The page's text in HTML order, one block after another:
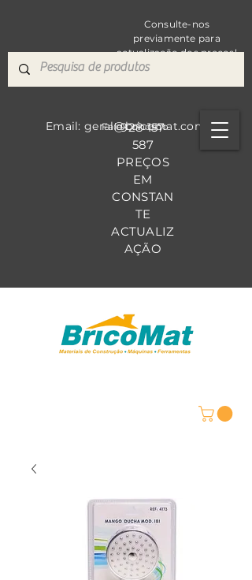
Consulte-nos
previamente para
actualização dos preços!
928 157
587
PREÇOS
EM
CONSTAN
TE
ACTUALIZ
AÇÃO
Fale Conosco
Email: geral@bricomat.com